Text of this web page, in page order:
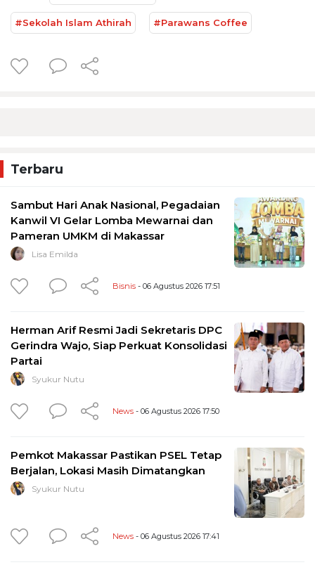
#Sekolah Islam Athirah #Parawans Coffee
Terbaru
Sambut Hari Anak Nasional, Pegadaian
Kanwil VI Gelar Lomba Mewarnai dan
Pameran UMKM di Makassar
Lisa Emilda
Bisnis - 06 Agustus 2026 17:51
Herman Arif Resmi Jadi Sekretaris DPC
Gerindra Wajo, Siap Perkuat Konsolidasi
Partai
Syukur Nutu
News - 06 Agustus 2026 17:50
Pemkot Makassar Pastikan PSEL Tetap
Berjalan, Lokasi Masih Dimatangkan
Syukur Nutu
News - 06 Agustus 2026 17:41